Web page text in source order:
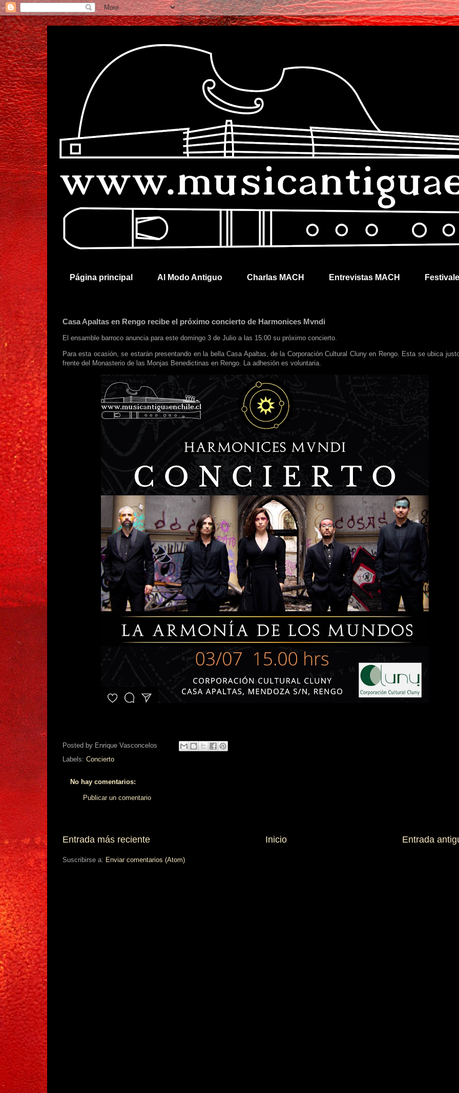
Página principal Al Modo Antiguo Charlas MACH Entrevistas MACH
Casa Apaltas en Rengo recibe el próximo concierto de Harmonices Mvndi
El ensamble barroco anuncia para este domingo 3 de Julio a las 15:00 su próximo concierto.
Para esta ocasión, se estarán presentando en la bella Casa Apaltas, de la Corporación Cultural Cluny en Rengo. Esta se ubica
frente del Monasterio de las Monjas Benedictinas en Rengo. La adhesión es voluntaria.
Posted by Enrique Vasconcelos
Labels: Concierto
No hay comentarios:
Publicar un comentario
Entrada más reciente Entrada
Inicio
Suscribirse a: Enviar comentarios (Atom)